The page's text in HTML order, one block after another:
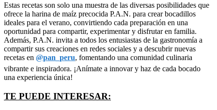
Estas recetas son solo una muestra de las diversas posibilidades que
ofrece la harina de maíz precocida P.A.N. para crear bocadillos
ideales para el verano, convirtiendo cada preparación en una
oportunidad para compartir, experimentar y disfrutar en familia.
Además, P.A.N. invita a todos los entusiastas de la gastronomía a
compartir sus creaciones en redes sociales y a descubrir nuevas
recetas en @pan_peru, fomentando una comunidad culinaria
vibrante e inspiradora. ¡Anímate a innovar y haz de cada bocado
una experiencia única!
TE PUEDE INTERESAR: